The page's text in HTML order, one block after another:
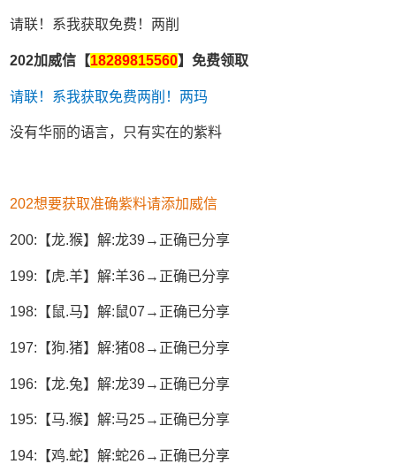
请联！系我获取免费！两削
202加威信【18289815560】免费领取
请联！系我获取免费两削！两玛
没有华丽的语言，只有实在的紫料
202想要获取准确紫料请添加威信
200:【龙.猴】解:龙39→正确已分享
199:【虎.羊】解:羊36→正确已分享
198:【鼠.马】解:鼠07→正确已分享
197:【狗.猪】解:猪08→正确已分享
196:【龙.兔】解:龙39→正确已分享
195:【马.猴】解:马25→正确已分享
194:【鸡.蛇】解:蛇26→正确已分享